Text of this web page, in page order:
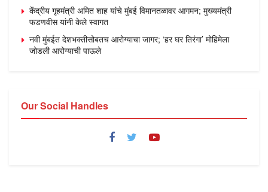
केंद्रीय गृहमंत्री अमित शाह यांचे मुंबई विमानतळावर आगमन; मुख्यमंत्री
फडणवीस यांनी केले स्वागत
नवी मुंबईत देशभक्तीसोबतच आरोग्याचा जागर; ‘हर घर तिरंगा’ मोहिमेला
जोडली आरोग्याची पाऊले
Our Social Handles